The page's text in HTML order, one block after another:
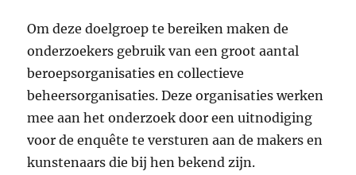
Om deze doelgroep te bereiken maken de
onderzoekers gebruik van een groot aantal
beroepsorganisaties en collectieve
beheersorganisaties. Deze organisaties werken
mee aan het onderzoek door een uitnodiging
voor de enquête te versturen aan de makers en
kunstenaars die bij hen bekend zijn.